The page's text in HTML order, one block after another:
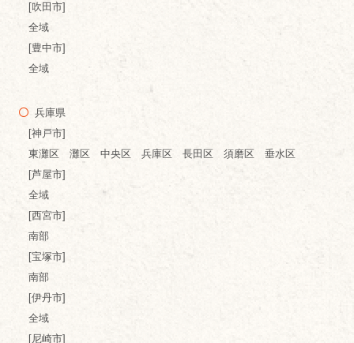
[吹田市]
全域
[豊中市]
全域
兵庫県
[神戸市]
東灘区 灘区 中央区 兵庫区 長田区 須磨区 垂水区
[芦屋市]
全域
[西宮市]
南部
[宝塚市]
南部
[伊丹市]
全域
[尼崎市]